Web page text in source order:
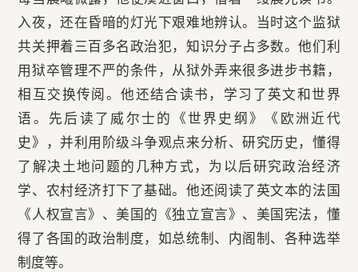
入夜，还在昏暗的灯光下艰难地辨认。当时这个监狱
共关押着三百多名政治犯，知识分子占多数。他们利
用狱卒管理不严的条件，从狱外弄来很多进步书籍，
相互交换传阅。他还结合读书，学习了英文和世界
语。先后读了威尔士的《世界史纲》《欧洲近代
史》，并利用阶级斗争观点来分析、研究历史，懂得
了解决土地问题的几种方式，为以后研究政治经济
学、农村经济打下了基础。他还阅读了英文本的法国
《人权宣言》、美国的《独立宣言》、美国宪法，懂
得了各国的政治制度，如总统制、内阁制、各种选举
制度等。